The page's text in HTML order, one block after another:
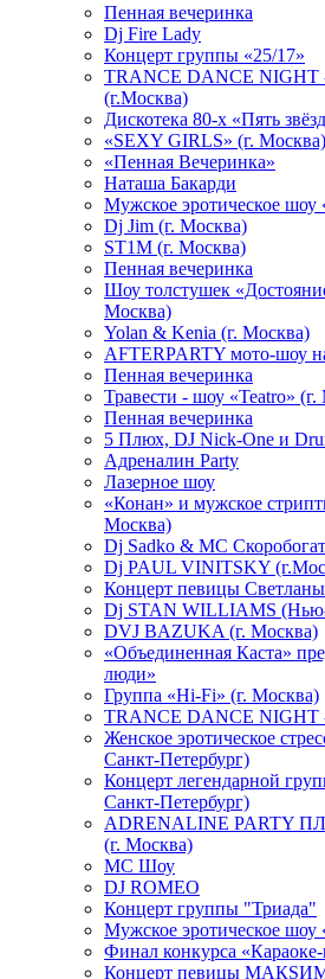
Пенная вечеринка
Dj Fire Lady
Концерт группы «25/17»
TRANCE DANCE
(г.Москва)
Дискотека 80-х «Пять
«SEXY GIRLS» (г.
«Пенная Вечеринка»
Hаташа Бакарди
Мужское эротическое
Dj Jim (г. Москва)
ST1M (г. Москва)
Пенная вечеринка
Шоу толстушек
Москва)
Yolan & Kenia (г. Москва)
AFTERPARTY мото-шоу
Пенная вечеринка
Травести - шоу «Teatro»
Пенная вечеринка
5 Плюх, DJ Nick-One и
Адреналин Party
Лазерное шоу
«Конан» и мужское
Москва)
Dj Sadko & МС
Dj PAUL VINITSKY
Концерт певицы
Dj STAN WILLIAMS
DVJ BAZUKA (г. Москва)
«Объединенная Каста»
люди»
Группа «Hi-Fi» (г. Москва)
TRANCE DANCE NIGHT
Женское эротическое
Санкт-Петербург)
Концерт легендарной
Санкт-Петербург)
ADRENALINE PARTY
(г. Москва)
MC Шоу
DJ ROMEO
Концерт группы "Триада"
Мужское эротическое шоу
Финал конкурса
Концерт певицы